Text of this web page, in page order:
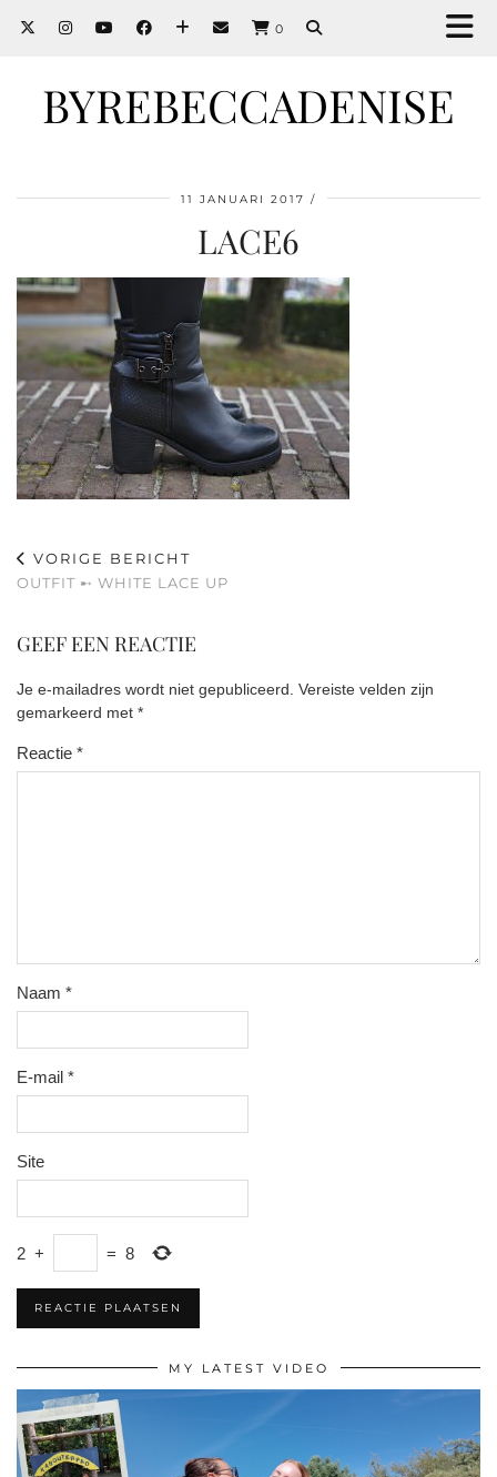
0
BYREBECCADENISE
11 JANUARI 2017
LACE6
VORIGE BERICHT
OUTFIT ➸ WHITE LACE UP
GEEF EEN REACTIE
Je e-mailadres wordt niet gepubliceerd. Vereiste velden zijn
gemarkeerd met *
Reactie *
Naam *
E-mail *
Site
2 + = 8
MY LATEST VIDEO